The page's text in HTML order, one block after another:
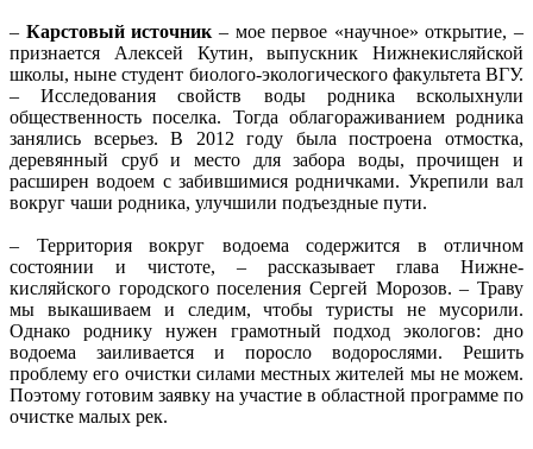
– Карстовый источник – мое первое «научное» открытие, –
признается Алексей Кутин, выпускник Нижнекисляйской
школы, ныне студент биолого-экологического факультета ВГУ.
– Исследования свойств воды родника всколыхнули
общественность поселка. Тогда облагораживанием родника
занялись всерьез. В 2012 году была построена отмостка,
деревянный сруб и место для забора воды, прочищен и
расширен водоем с забившимися родничками. Укрепили вал
вокруг чаши родника, улучшили подъездные пути.
– Территория вокруг водоема содержится в отличном
состоянии и чистоте, – рассказывает глава Нижне-
кисляйского городского поселения Сергей Морозов. – Траву
мы выкашиваем и следим, чтобы туристы не мусорили.
Однако роднику нужен грамотный подход экологов: дно
водоема заиливается и поросло водорослями. Решить
проблему его очистки силами местных жителей мы не можем.
Поэтому готовим заявку на участие в областной программе по
очистке малых рек.